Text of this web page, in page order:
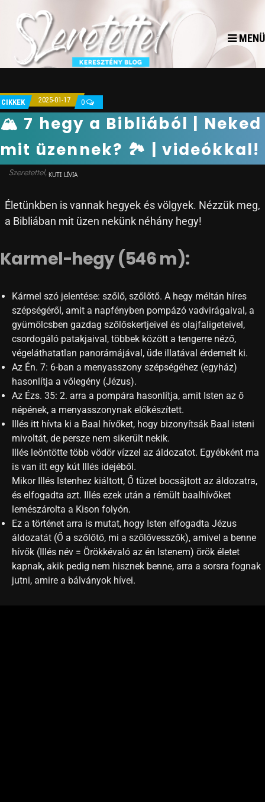
MENÜ
CIKKEK 2025-01-17 0
🏔 7 hegy a Bibliából | Neked
mit üzennek? 🏞 | videókkal!
KUTI LÍVIA
Életünkben is vannak hegyek és völgyek. Nézzük meg,
a Bibliában mit üzen nekünk néhány hegy!
Karmel-hegy (546 m):
Kármel szó jelentése: szőlő, szőlőtő. A hegy méltán híres
szépségéről, amit a napfényben pompázó vadvirágaival, a
gyümölcsben gazdag szőlőskertjeivel és olajfaligeteivel,
csordogáló patakjaival, többek között a tengerre néző,
végeláthatatlan panorámájával, üde illatával érdemelt ki.
Az Én. 7: 6-ban a menyasszony szépségéhez (egyház)
hasonlítja a vőlegény (Jézus).
Az Ézs. 35: 2. arra a pompára hasonlítja, amit Isten az ő
népének, a menyasszonynak előkészített.
Illés itt hívta ki a Baal hívőket, hogy bizonyítsák Baal isteni
mivoltát, de persze nem sikerült nekik.
Illés leöntötte több vödör vízzel az áldozatot. Egyébként ma
is van itt egy kút Illés idejéből.
Mikor Illés Istenhez kiáltott, Ő tüzet bocsájtott az áldozatra,
és elfogadta azt. Illés ezek után a rémült baalhívőket
lemészárolta a Kison folyón.
Ez a történet arra is mutat, hogy Isten elfogadta Jézus
áldozatát (Ő a szőlőtő, mi a szőlővesszők), amivel a benne
hívők (Illés név = Örökkévaló az én Istenem) örök életet
kapnak, akik pedig nem hisznek benne, arra a sorsra fognak
jutni, amire a bálványok hívei.